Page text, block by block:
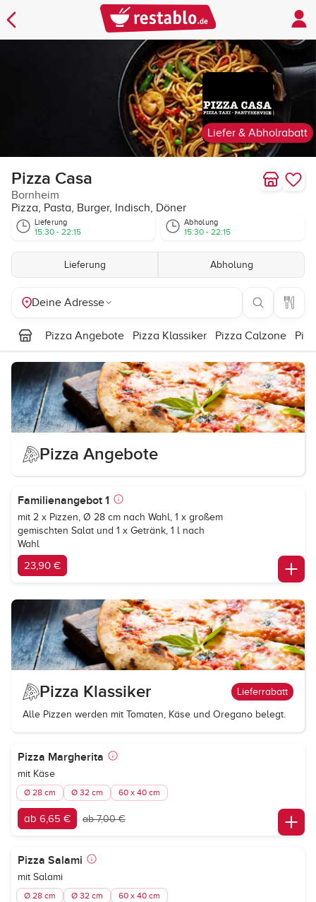
Liefer & Abholrabatt
Pizza Casa
Bornheim
Pizza, Pasta, Burger, Indisch, Döner
Lieferung
15:30 - 22:15
Abholung
15:30 - 22:15
Lieferung Abholung
Deine Adresse
Pizza Angebote Pizza Klassiker Pizza Calzone
Pizza Angebote
Familienangebot 1
mit 2 x Pizzen, Ø 28 cm nach Wahl, 1 x großem
gemischten Salat und 1 x Getränk, 1 l nach
Wahl
23,90 €
Pizza Klassiker Lieferrabatt
Alle Pizzen werden mit Tomaten, Käse und Oregano belegt.
Pizza Margherita
mit Käse
Ø 28 cm Ø 32 cm 60 x 40 cm
ab 6,65 € ab 7,00 €
Pizza Salami
mit Salami
Ø 28 cm Ø 32 cm 60 x 40 cm